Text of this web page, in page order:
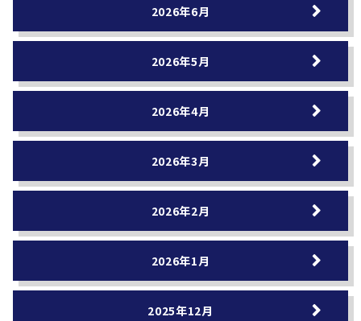
2026年6月
2026年5月
2026年4月
2026年3月
2026年2月
2026年1月
2025年12月